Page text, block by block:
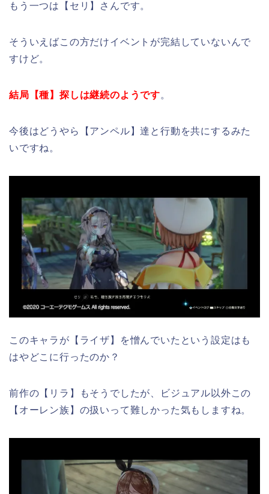
もう一つは【セリ】さんです。
そういえばこの方だけイベントが完結していないんで
すけど。
結局【種】探しは継続のようです。
今後はどうやら【アンペル】達と行動を共にするみた
いですね。
このキャラが【ライザ】を憎んでいたという設定はも
はやどこに行ったのか？
前作の【リラ】もそうでしたが、ビジュアル以外この
【オーレン族】の扱いって難しかった気もしますね。